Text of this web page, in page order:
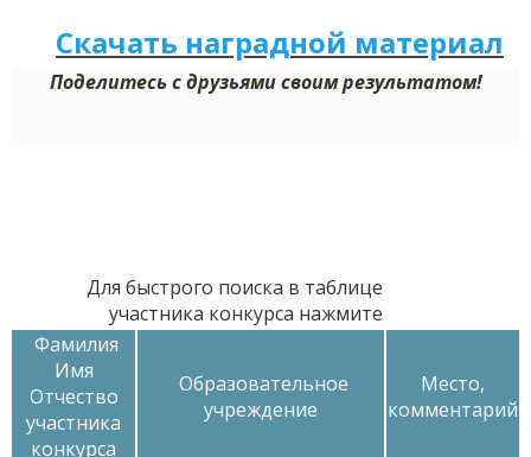
Скачать наградной материал
Поделитесь с друзьями своим результатом!
Для быстрого поиска в таблице
участника конкурса нажмите
Фамилия
Имя
Отчество
участника
конкурса
Образовательное
учреждение
Место,
комментарий